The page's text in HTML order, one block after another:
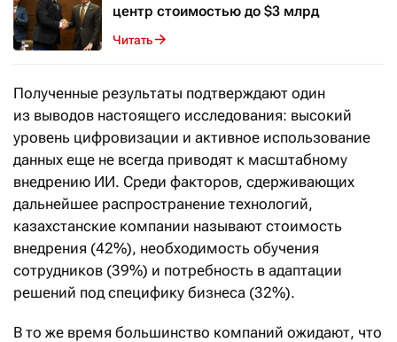
центр стоимостью до $3 млрд
Читать
Полученные результаты подтверждают один
из выводов настоящего исследования: высокий
уровень цифровизации и активное использование
данных еще не всегда приводят к масштабному
внедрению ИИ. Среди факторов, сдерживающих
дальнейшее распространение технологий,
казахстанские компании называют стоимость
внедрения (42%), необходимость обучения
сотрудников (39%) и потребность в адаптации
решений под специфику бизнеса (32%).
В то же время большинство компаний ожидают, что